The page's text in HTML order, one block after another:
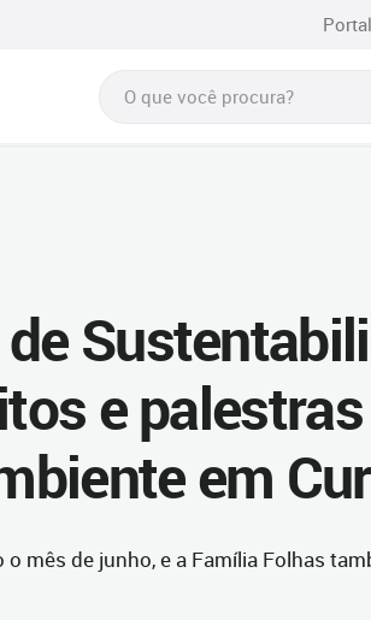
e
em
mês de junho, e a Família Folhas